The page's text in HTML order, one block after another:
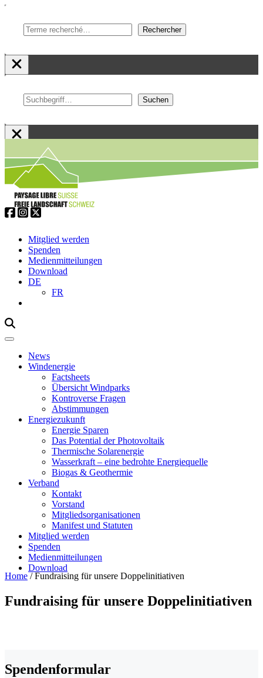
Suchen Rechercher
Suchen Suchen
springen
Service
Mitglied werden
Spenden
Medienmitteilungen
Download
DE
FR
Mobile
Navigation
News
Windenergie
Factsheets
Übersicht Windparks
Kontroverse Fragen
Abstimmungen
Energiezukunft
Energie Sparen
Das Potential der Photovoltaik
Thermische Solarenergie
Wasserkraft – eine bedrohte Energiequelle
Biogas & Geothermie
Verband
Kontakt
Vorstand
Mitgliedsorganisationen
Manifest und Statuten
Mitglied werden
Spenden
Medienmitteilungen
Download
Home /Fundraising für unsere Doppelinitiativen
Fundraising für unsere Doppelinitiativen
Spendenformular